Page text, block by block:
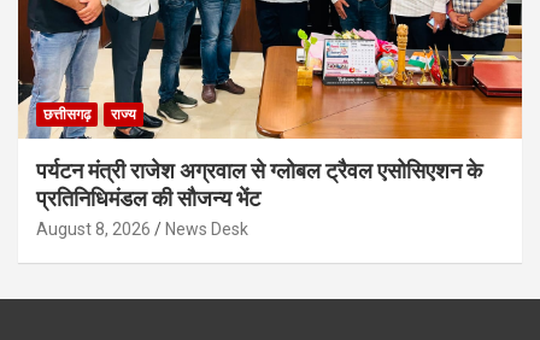
छत्तीसगढ़ राज्य
पर्यटन मंत्री राजेश अग्रवाल से ग्लोबल ट्रैवल एसोसिएशन के
प्रतिनिधिमंडल की सौजन्य भेंट
August 8, 2026 News Desk